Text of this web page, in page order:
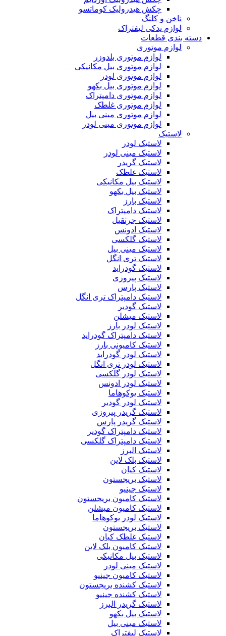
چکش هیدرولیک کوماتسو
ناخن و کلنگ
لوازم یدکی لیفتراک
دسته بندی قطعات
لوازم موتوری
لوازم موتوری بلدوزر
لوازم موتوری بیل مکانیکی
لوازم موتوری لودر
لوازم موتوری بیل بکهو
لوازم موتوری دامپتراک
لوازم موتوری غلطک
لوازم موتوری مینی بیل
لوازم موتوری مینی لودر
لاستیک
لاستیک لودر
لاستیک مینی لودر
لاستیک گریدر
لاستیک غلطک
لاستیک بیل مکانیکی
لاستیک بیل بکهو
لاستیک بارز
لاستیک دامپتراک
لاستیک جرثقیل
لاستیک ادونس
لاستیک گلکسی
لاستیک مینی بیل
لاستیک تری انگل
لاستیک گودراید
لاستیک پیروزی
لاستیک پارس
لاستیک دامپتراک تری انگل
لاستیک گودیر
لاستیک میشلن
لاستیک لودر بارز
لاستیک دامپتراک گودراید
لاستیک کامیونی بارز
لاستیک لودر گودراید
لاستیک لودر تری انگل
لاستیک لودر گلکسی
لاستیک لودر ادونس
لاستیک یوکوهاما
لاستیک لودر گودیر
لاستیک گریدر پیروزی
لاستیک گریدر پارس
لاستیک دامپتراک گودیر
لاستیک دامپتراک گلکسی
لاستیک البرز
لاستیک بلک لاین
لاستیک کیان
لاستیک بریجستون
لاستیک جینیو
لاستیک کامیون بریجستون
لاستیک کامیون میشلن
لاستیک لودر یوکوهاما
لاستیک بریجستون
لاستیک غلطک کیان
لاستیک کامیون بلک لاین
لاستیک بیل مکانیکی
لاستیک مینی لودر
لاستیک کامیون جینیو
لاستیک کشنده بریجستون
لاستیک کشنده جینیو
لاستیک گریدر البرز
لاستیک بیل بکهو
لاستیک مینی بیل
لاستیک لیفتراک